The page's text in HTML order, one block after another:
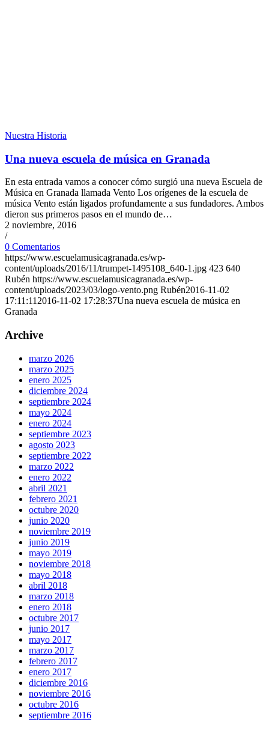
Nuestra Historia
Una nueva escuela de música en Granada
En esta entrada vamos a conocer cómo surgió una nueva Escuela de
Música en Granada llamada Vento Los orígenes de la escuela de
música Vento están ligados profundamente a sus fundadores. Ambos
dieron sus primeros pasos en el mundo de…
2 noviembre, 2016
/
0 Comentarios
https://www.escuelamusicagranada.es/wp-
content/uploads/2016/11/trumpet-1495108_640-1.jpg 423 640
Rubén https://www.escuelamusicagranada.es/wp-
content/uploads/2023/03/logo-vento.png Rubén2016-11-02
17:11:11 2016-11-02 17:28:37Una nueva escuela de música en
Granada
Archive
marzo 2026
marzo 2025
enero 2025
diciembre 2024
septiembre 2024
mayo 2024
enero 2024
septiembre 2023
agosto 2023
septiembre 2022
marzo 2022
enero 2022
abril 2021
febrero 2021
octubre 2020
junio 2020
noviembre 2019
junio 2019
mayo 2019
noviembre 2018
mayo 2018
abril 2018
marzo 2018
enero 2018
octubre 2017
junio 2017
mayo 2017
marzo 2017
febrero 2017
enero 2017
diciembre 2016
noviembre 2016
octubre 2016
septiembre 2016